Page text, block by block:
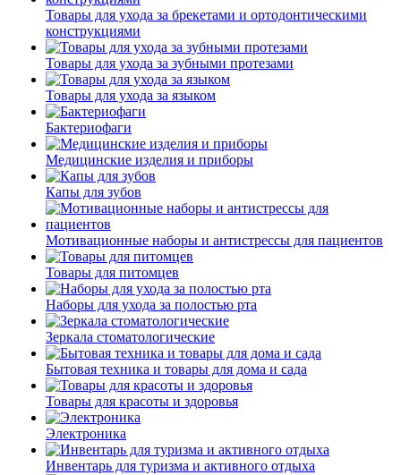
Товары для ухода за брекетами и ортодонтическими
конструкциями
Товары для ухода за зубными протезами
Товары для ухода за языком
Бактериофаги
Медицинские изделия и приборы
Капы для зубов
Мотивационные наборы и антистрессы для пациентов
Товары для питомцев
Наборы для ухода за полостью рта
Зеркала стоматологические
Бытовая техника и товары для дома и сада
Товары для красоты и здоровья
Электроника
Инвентарь для туризма и активного отдыха